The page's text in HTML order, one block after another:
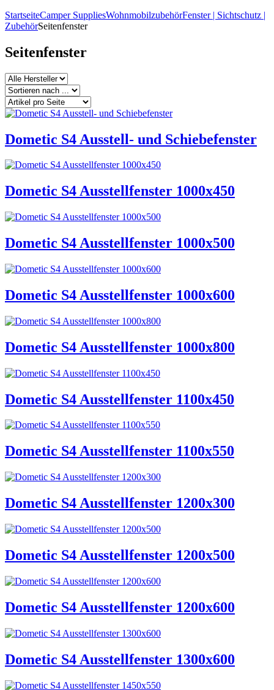
StartseiteCamper SuppliesWohnmobilzubehörFenster | Sichtschutz |
ZubehörSeitenfenster
Seitenfenster
Dometic S4 Ausstell- und Schiebefenster
Dometic S4 Ausstellfenster 1000x450
Dometic S4 Ausstellfenster 1000x500
Dometic S4 Ausstellfenster 1000x600
Dometic S4 Ausstellfenster 1000x800
Dometic S4 Ausstellfenster 1100x450
Dometic S4 Ausstellfenster 1100x550
Dometic S4 Ausstellfenster 1200x300
Dometic S4 Ausstellfenster 1200x500
Dometic S4 Ausstellfenster 1200x600
Dometic S4 Ausstellfenster 1300x600